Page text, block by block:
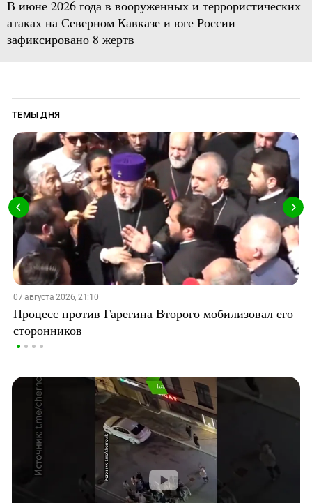
В июне 2026 года в вооруженных и террористических
атаках на Северном Кавказе и юге России
зафиксировано 8 жертв
ТЕМЫ ДНЯ
07 августа 2026, 21:10
Процесс против Гарегина Второго мобилизовал его
сторонников